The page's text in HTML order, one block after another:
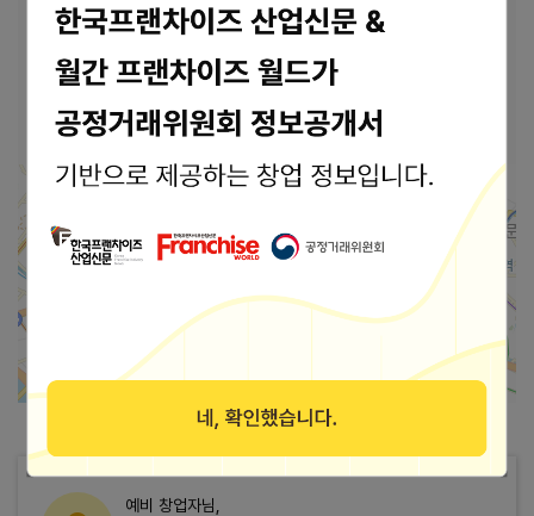
본사 안내
본사상호 서원주산업(주)
주소
(스타에듀빌딩)
예비 창업자님,